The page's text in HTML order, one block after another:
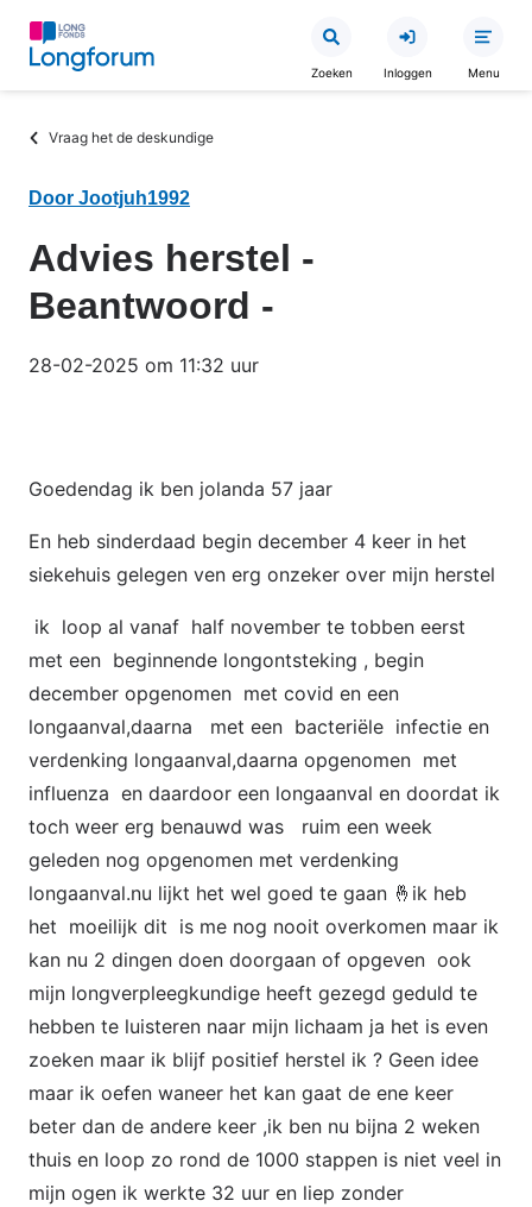
Overslaan
inhoud
Zoeken Inloggen Menu
Kruimelpad
Vraag het de deskundige
Door Jootjuh1992
Advies herstel -
Beantwoord -
28-02-2025 om 11:32 uur
Goedendag ik ben jolanda 57 jaar
En heb sinderdaad begin december 4 keer in het
siekehuis gelegen ven erg onzeker over mijn herstel
ik loop al vanaf half november te tobben eerst
met een beginnende longontsteking , begin
december opgenomen met covid en een
longaanval,daarna met een bacteriële infectie en
verdenking longaanval,daarna opgenomen met
influenza en daardoor een longaanval en doordat ik
toch weer erg benauwd was ruim een week
geleden nog opgenomen met verdenking
longaanval.nu lijkt het wel goed te gaan 🤞ik heb
het moeilijk dit is me nog nooit overkomen maar ik
kan nu 2 dingen doen doorgaan of opgeven ook
mijn longverpleegkundige heeft gezegd geduld te
hebben te luisteren naar mijn lichaam ja het is even
zoeken maar ik blijf positief herstel ik ? Geen idee
maar ik oefen waneer het kan gaat de ene keer
beter dan de andere keer ,ik ben nu bijna 2 weken
thuis en loop zo rond de 1000 stappen is niet veel in
mijn ogen ik werkte 32 uur en liep zonder